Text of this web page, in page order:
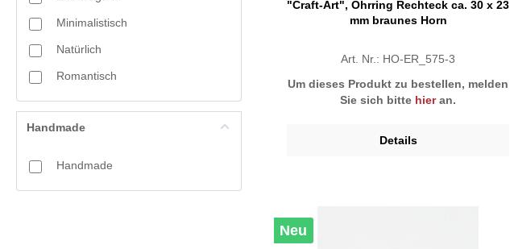
perlgrün
seidengrau
violet
Minimalistisch
Natürlich
Romantisch
Handmade
Handmade
"Craft-Art", Ohrring Rechteck ca. 30 x 23
mm braunes Horn
Art. Nr.: HO-ER_575-3
Um dieses Produkt zu bestellen, melden
Sie sich bitte hieran.
Details
Neu